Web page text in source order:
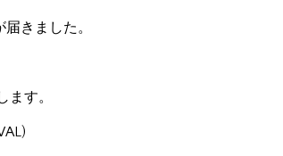
きました。
す。